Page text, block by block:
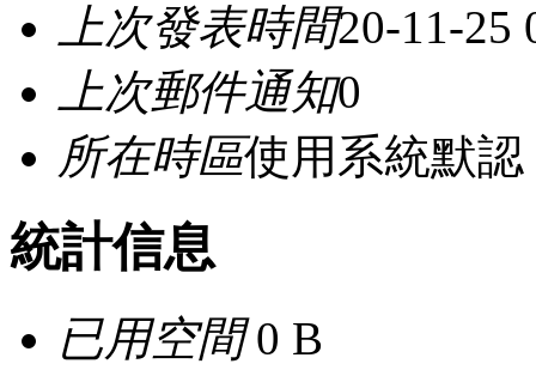
上次發表時間20-11-25
上次郵件通知0
所在時區使用系統默認
統計信息
已用空間0 B